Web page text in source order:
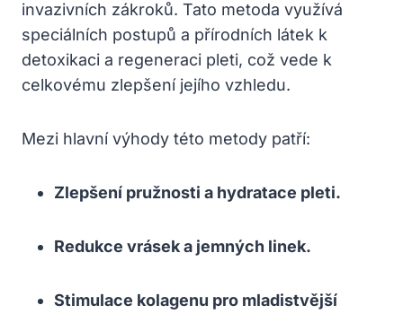
invazivních zákroků. Tato metoda využívá
speciálních postupů a přírodních látek k
detoxikaci a regeneraci pleti, což vede k
celkovému zlepšení jejího vzhledu.
Mezi hlavní výhody této metody patří:
Zlepšení pružnosti a hydratace pleti.
Redukce vrásek a jemných linek.
Stimulace kolagenu pro mladistvější